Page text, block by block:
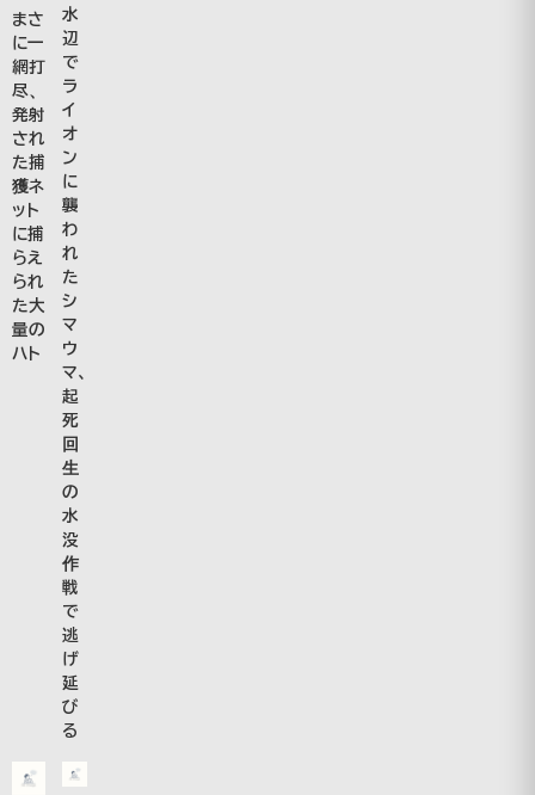
まさ
に一
網打
尽、
発射
され
た捕
獲ネ
ット
に捕
らえ
られ
た大
量の
ハト
水
辺
で
ラ
イ
オ
ン
に
襲
わ
れ
た
シ
マ
ウ
マ、
起
死
回
生
の
水
没
作
戦
で
逃
げ
延
び
る